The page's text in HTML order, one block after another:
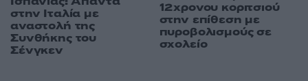
στην Ιταλία με
αναστολή της
Συνθήκης του
Σένγκεν
12χρονου κοριτσιού
στην επίθεση με
πυροβολισμούς σε
σχολείο